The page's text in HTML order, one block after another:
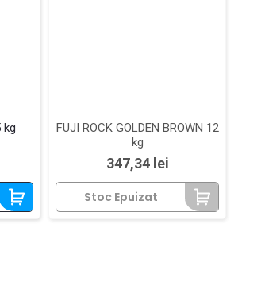
kg
FUJI ROCK GOLDEN BROWN 12
kg
Pret
347,34 lei
Stoc Epuizat